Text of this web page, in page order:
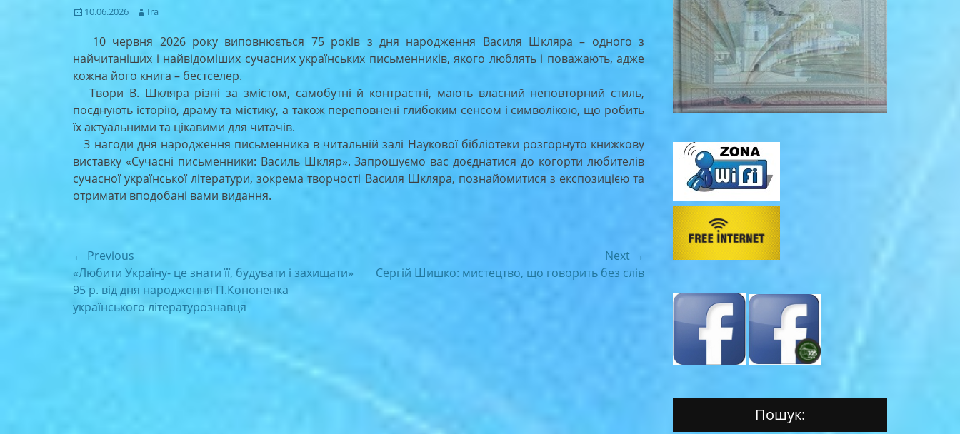
Posted
10.06.2026 Author
Ira
10 червня 2026 року виповнюється 75 років з дня народження Василя Шкляра – одного з
найчитаніших і найвідоміших сучасних українських письменників, якого люблять і поважають, адже
кожна його книга – бестселер.
Твори В. Шкляра різні за змістом, самобутні й контрастні, мають власний неповторний стиль,
поєднують історію, драму та містику, а також переповнені глибоким сенсом і символікою, що робить
їх актуальними та цікавими для читачів.
З нагоди дня народження письменника в читальній залі Наукової бібліотеки розгорнуто книжкову
виставку «Сучасні письменники: Василь Шкляр». Запрошуємо вас доєднатися до когорти любителів
сучасної української літератури, зокрема творчості Василя Шкляра, познайомитися з експозицією та
отримати вподобані вами видання.
Навігація
записів
← Previous
Previous
post:
«Любити Україну- це знати її, будувати і захищати»
95 р. від дня народження П.Кононенка
українського літературознавця
Next →
NextСергій Шишко: мистецтво, що говорить без слів
Пошук: